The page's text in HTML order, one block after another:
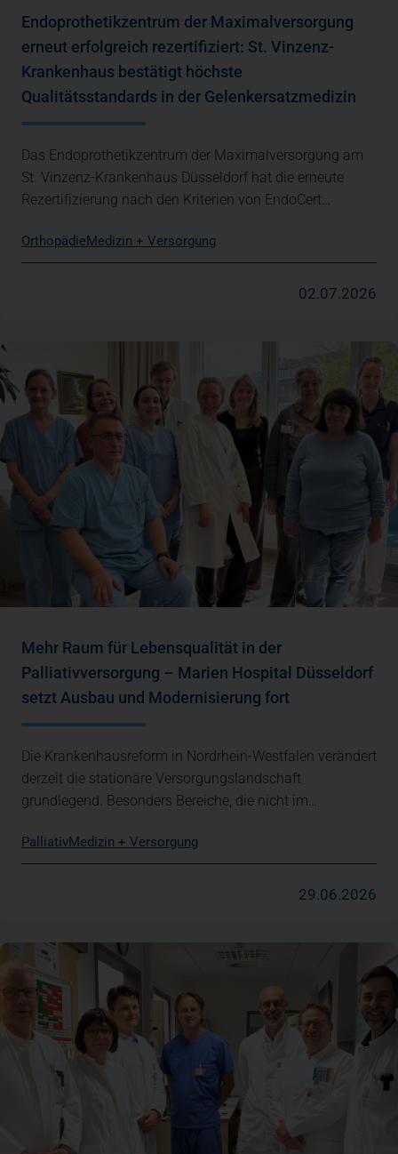
Endoprothetikzentrum der Maximalversorgung
erneut erfolgreich rezertifiziert: St. Vinzenz-
Krankenhaus bestätigt höchste
Qualitätsstandards in der Gelenkersatzmedizin
Das Endoprothetikzentrum der Maximalversorgung am
St. Vinzenz-Krankenhaus Düsseldorf hat die erneute
Rezertifizierung nach den Kriterien von EndoCert…
OrthopädieMedizin + Versorgung
02.07.2026
Mehr Raum für Lebensqualität in der
Palliativversorgung – Marien Hospital Düsseldorf
setzt Ausbau und Modernisierung fort
Die Krankenhausreform in Nordrhein-Westfalen verändert
derzeit die stationäre Versorgungslandschaft
grundlegend. Besonders Bereiche, die nicht im…
PalliativMedizin + Versorgung
29.06.2026